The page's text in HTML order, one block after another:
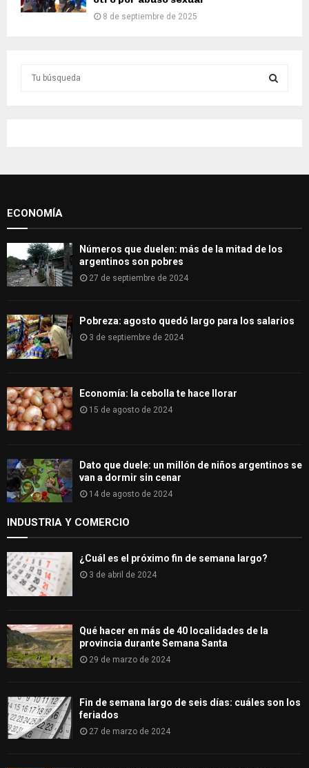
8 de septiembre de 2025
o
H
ECONOMÍA
Números que duelen: más de la mitad de los
argentinos son pobres
27 de septiembre de 2024
Pobreza: agosto quedó largo para los salarios
3 de septiembre de 2024
Economía: la cebolla te hace llorar
15 de agosto de 2024
Dato que duele: un millón de niños argentinos se
van a dormir sin cenar
14 de agosto de 2024
INDUSTRIA Y COMERCIO
¿Cuál es el próximo fin de semana largo?
3 de abril de 2024
Qué hacer en más de 40 localidades de la
provincia durante Semana Santa
29 de marzo de 2024
Fin de semana largo de seis días: cuáles son los
feriados
27 de marzo de 2024